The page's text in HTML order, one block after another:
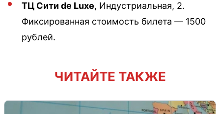
ТЦ Сити de Luxe, Индустриальная, 2.
Фиксированная стоимость билета — 1500
рублей.
ЧИТАЙТЕ ТАКЖЕ